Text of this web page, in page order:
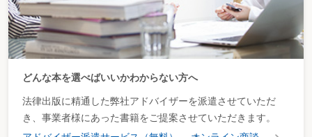
どんな本を選べばいいかわからない方へ
法律出版に精通した弊社アドバイザーを派遣させていただ
き、事業者様にあった書籍をご提案させていただきます。